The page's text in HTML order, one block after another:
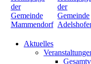
Aktuelles